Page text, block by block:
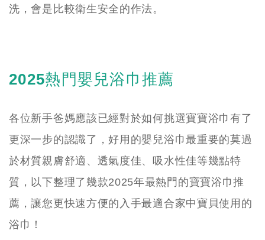
洗，會是比較衛生安全的作法。
2025熱門嬰兒浴巾推薦
各位新手爸媽應該已經對於如何挑選寶寶浴巾有了
更深一步的認識了，好用的嬰兒浴巾最重要的莫過
於材質親膚舒適、透氣度佳、吸水性佳等幾點特
質，以下整理了幾款2025年最熱門的寶寶浴巾推
薦，讓您更快速方便的入手最適合家中寶貝使用的
浴巾！